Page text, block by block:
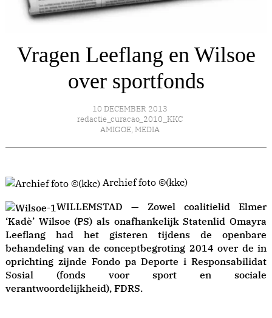
Vragen Leeflang en Wilsoe
over sportfonds
10 DECEMBER 2013
redactie_curacao_2010_KKC
AMIGOE, MEDIA
Archief foto ©(kkc)
WILLEMSTAD — Zowel coalitielid Elmer
‘Kadè’ Wilsoe (PS) als onafhankelijk Statenlid Omayra
Leeflang had het gisteren tijdens de openbare
behandeling van de conceptbegroting 2014 over de in
oprichting zijnde Fondo pa Deporte i Responsabilidat
Sosial (fonds voor sport en sociale
verantwoordelijkheid), FDRS.